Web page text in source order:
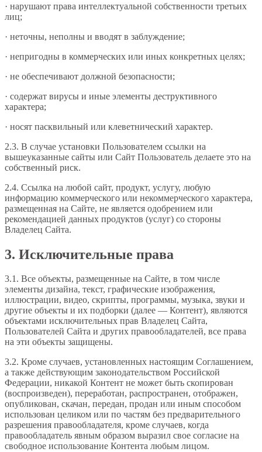
· нарушают права интеллектуальной собственности третьих
лиц;
· неточны, неполны и вводят в заблуждение;
· непригодны в коммерческих или иных конкретных целях;
· не обеспечивают должной безопасности;
· содержат вирусы и иные элементы деструктивного
характера;
· носят пасквильный или клеветнический характер.
2.3. В случае установки Пользователем ссылки на
вышеуказанные сайты или Сайт Пользователь делаете это на
собственный риск.
2.4. Ссылка на любой сайт, продукт, услугу, любую
информацию коммерческого или некоммерческого характера,
размещенная на Сайте, не является одобрением или
рекомендацией данных продуктов (услуг) со стороны
Владелец Сайта.
3. Исключительные права
3.1. Все объекты, размещенные на Сайте, в том числе
элементы дизайна, текст, графические изображения,
иллюстрации, видео, скрипты, программы, музыка, звуки и
другие объекты и их подборки (далее — Контент), являются
объектами исключительных прав Владелец Сайта,
Пользователей Сайта и других правообладателей, все права
на эти объекты защищены.
3.2. Кроме случаев, установленных настоящим Соглашением,
а также действующим законодательством Российской
Федерации, никакой Контент не может быть скопирован
(воспроизведен), переработан, распространен, отображен,
опубликован, скачан, передан, продан или иным способом
использован целиком или по частям без предварительного
разрешения правообладателя, кроме случаев, когда
правообладатель явным образом выразил свое согласие на
свободное использование Контента любым лицом.